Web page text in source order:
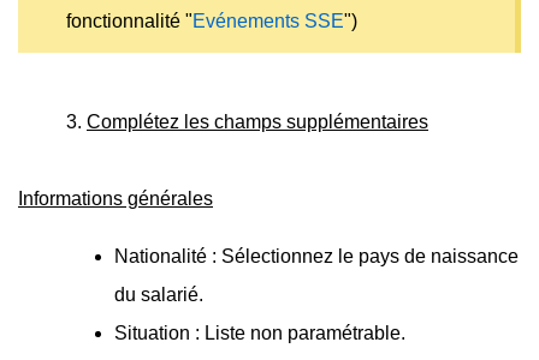
fonctionnalité "Evénements SSE")
3. Complétez les champs supplémentaires
Informations générales
Nationalité : Sélectionnez le pays de naissance
du salarié.
Situation : Liste non paramétrable.